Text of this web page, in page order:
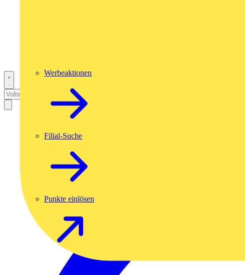
Werbeaktionen
Filial-Suche
Punkte einlösen